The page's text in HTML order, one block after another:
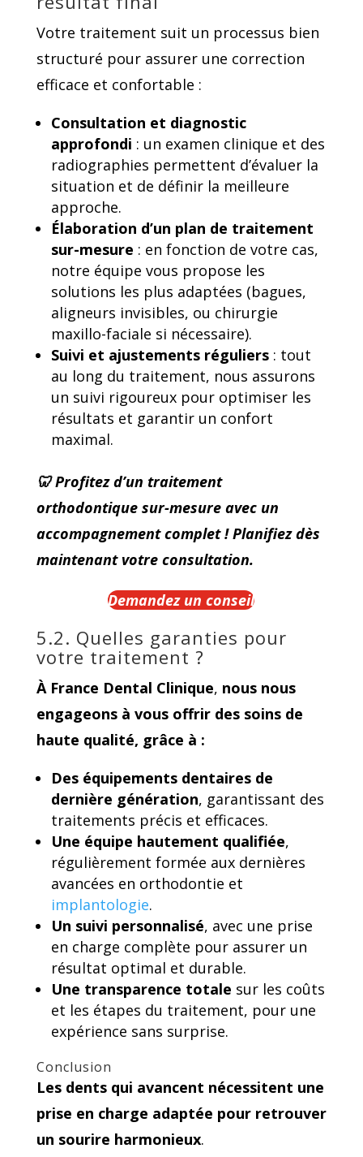
Votre traitement suit un processus bien
structuré pour assurer une correction
efficace et confortable :
Consultation et diagnostic
approfondi : un examen clinique et des
radiographies permettent d’évaluer la
situation et de définir la meilleure
approche.
Élaboration d’un plan de traitement
sur-mesure : en fonction de votre cas,
notre équipe vous propose les
solutions les plus adaptées (bagues,
aligneurs invisibles, ou chirurgie
maxillo-faciale si nécessaire).
Suivi et ajustements réguliers: tout
au long du traitement, nous assurons
un suivi rigoureux pour optimiser les
résultats et garantir un confort
maximal.
🦷 Profitez d’un traitement
orthodontique sur-mesure avec un
accompagnement complet ! Planifiez dès
maintenant votre consultation.
Demandez un conseil
5.2. Quelles garanties pour
votre traitement ?
À France Dental Clinique, nous nous
engageons à vous offrir des soins de
haute qualité, grâce à :
Des équipements dentaires de
dernière génération, garantissant des
traitements précis et efficaces.
Une équipe hautement qualifiée,
régulièrement formée aux dernières
avancées en orthodontie et
implantologie.
Un suivi personnalisé, avec une prise
en charge complète pour assurer un
résultat optimal et durable.
Une transparence totale sur les coûts
et les étapes du traitement, pour une
expérience sans surprise.
Conclusion
Les dents qui avancent nécessitent une
prise en charge adaptée pour retrouver
un sourire harmonieux.